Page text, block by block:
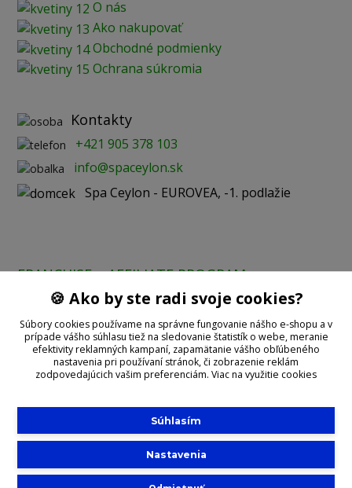
O nás
Ako nakupovať
Obchodné podmienky
Ochrana súkromia
Kontakty
+421 905 378 103
info@spaceylon.sk
Spa Ceylon - EUROVEA, -1. podlažie
FRANCHISE AFFILIATE PROGRAM
Prijímame online platby:
©2020 With
Slovensko
🍪 Ako by ste radi svoje cookies?
Súbory cookies používame na správne fungovanie nášho e-shopu a v
prípade vášho súhlasu tiež na sledovanie štatistík o webe, meranie
efektivity reklamných kampaní, zapamätanie vášho obľúbeného
nastavenia pri používaní stránok, či zobrazenie reklám
zodpovedajúcich vašim preferenciám. Viac na využitie cookies
Nastavenia
Súhlasím